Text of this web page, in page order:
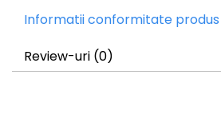
Informatii conformitate produs
Review-uri (0)